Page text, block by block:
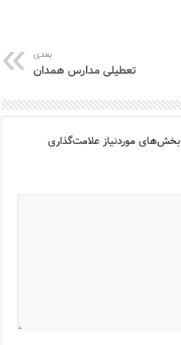
بعدی
تعطیلی مدارس همدان
بخش‌های موردنیاز علامت‌گذاری